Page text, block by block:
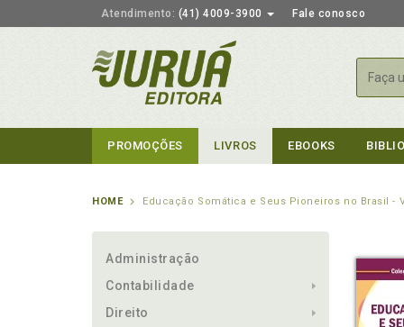
Atendimento: (41) 4009-3900 Fale conosco
PROMOÇÕES LIVROS EBOOKS
HOME Educação Somática e Seus Pioneiros no Brasil -
Administração
Contabilidade
Direito